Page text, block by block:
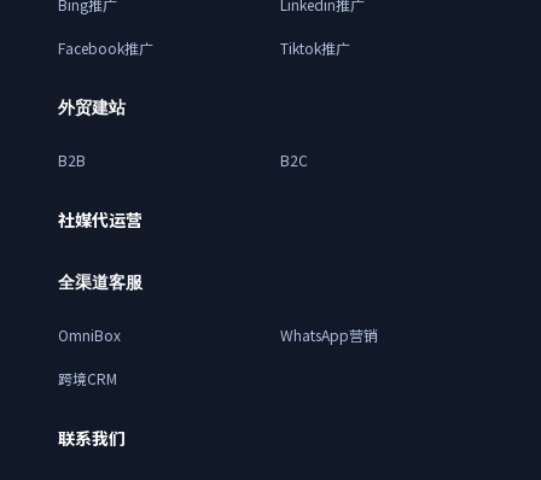
Bing推广 Linkedin推广
Facebook推广 Tiktok推广
外贸建站
B2B B2C
社媒代运营
全渠道客服
OmniBox WhatsApp营销
跨境CRM
联系我们